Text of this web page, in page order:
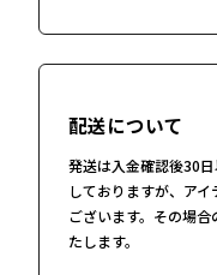
配送について
発送は入金確認後30
しておりますが、ア
ございます。その場
たします。